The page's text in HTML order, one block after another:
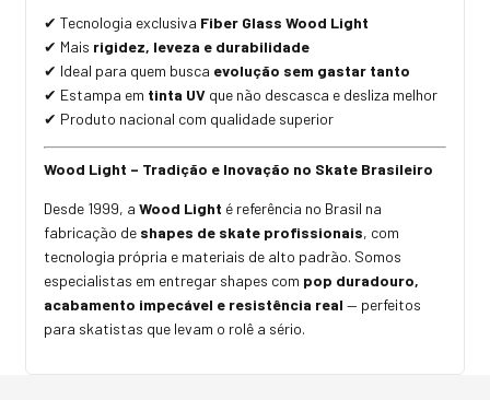
✔ Tecnologia exclusiva Fiber Glass Wood Light
✔ Mais rigidez, leveza e durabilidade
✔ Ideal para quem busca evolução sem gastar tanto
✔ Estampa em tinta UV que não descasca e desliza melhor
✔ Produto nacional com qualidade superior
Wood Light – Tradição e Inovação no Skate Brasileiro
Desde 1999, a Wood Light é referência no Brasil na
fabricação de shapes de skate profissionais, com
tecnologia própria e materiais de alto padrão. Somos
especialistas em entregar shapes com pop duradouro,
acabamento impecável e resistência real — perfeitos
para skatistas que levam o rolê a sério.